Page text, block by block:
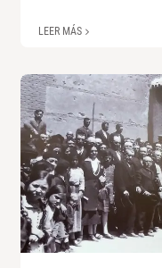
LEER MÁS